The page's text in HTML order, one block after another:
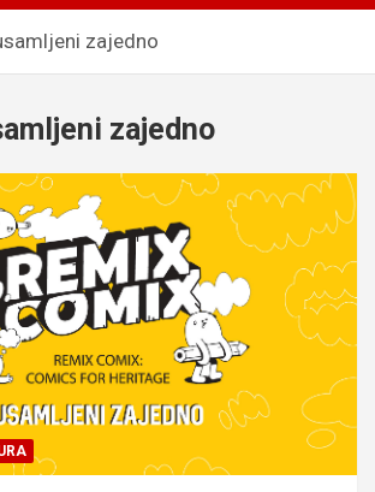
zajedno
zajedno